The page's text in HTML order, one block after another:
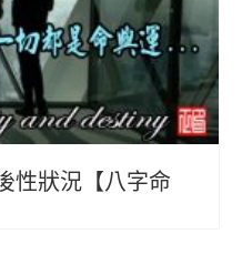
性狀況【八字命